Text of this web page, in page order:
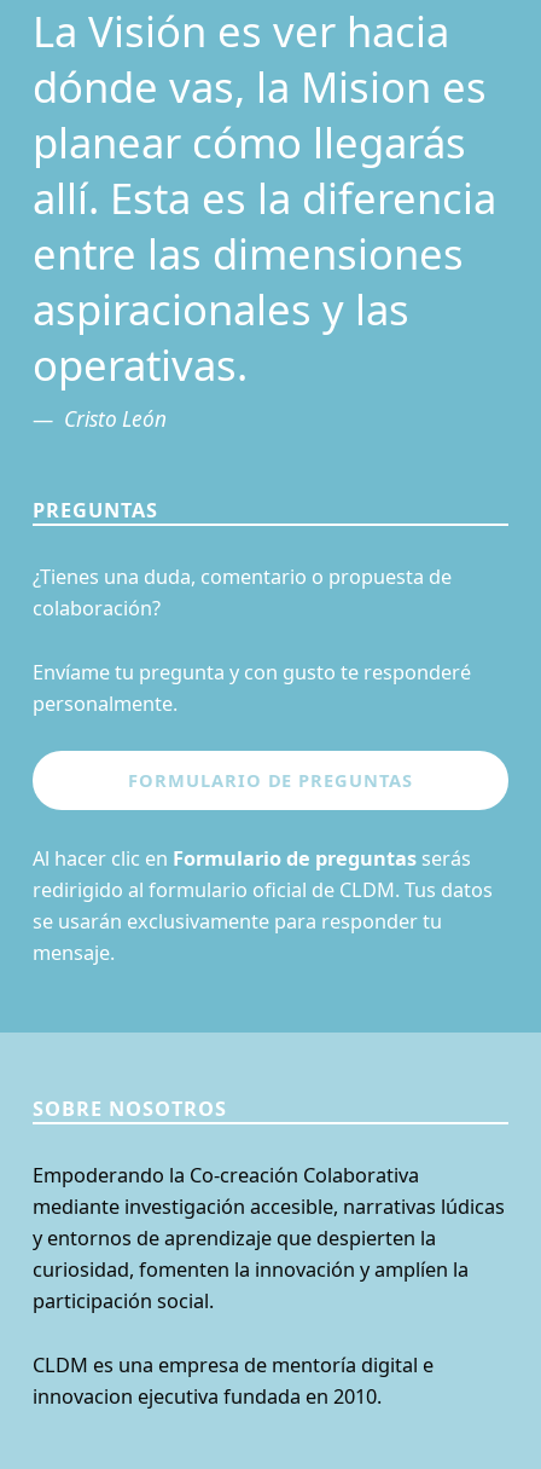
La Visión es ver hacia
dónde vas, la Mision es
planear cómo llegarás
allí. Esta es la diferencia
entre las dimensiones
aspiracionales y las
operativas.
Cristo León
PREGUNTAS
¿Tienes una duda, comentario o propuesta de
colaboración?
Envíame tu pregunta y con gusto te responderé
personalmente.
Al hacer clic en Formulario de preguntasserás
redirigido al formulario oficial de CLDM. Tus datos
se usarán exclusivamente para responder tu
mensaje.
SOBRE NOSOTROS
Empoderando la Co-creación Colaborativa
mediante investigación accesible, narrativas lúdicas
y entornos de aprendizaje que despierten la
curiosidad, fomenten la innovación y amplíen la
participación social.
CLDM es una empresa de mentoría digital e
innovacion ejecutiva fundada en 2010.